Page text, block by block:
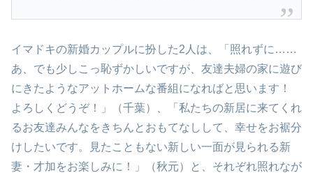
イマドキの新婚カップルに扮した2人は、「照れずに……
あ、でも少しこっ恥ずかしいですが、友達夫婦の家に遊び
にきたようなアットホームな番組になればと思います！
よろしくどうぞ！」（千葉）、「私たちの新居に来てくれ
るお友達みんなをきちんとおもてなしして、幸せをお裾分
けしたいです。見たこともない新しい一面が見られる新
妻・才加をお楽しみに！」（秋元）と、それぞれ照れなが